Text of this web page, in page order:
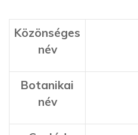
Közönséges
név
Botanikai
név